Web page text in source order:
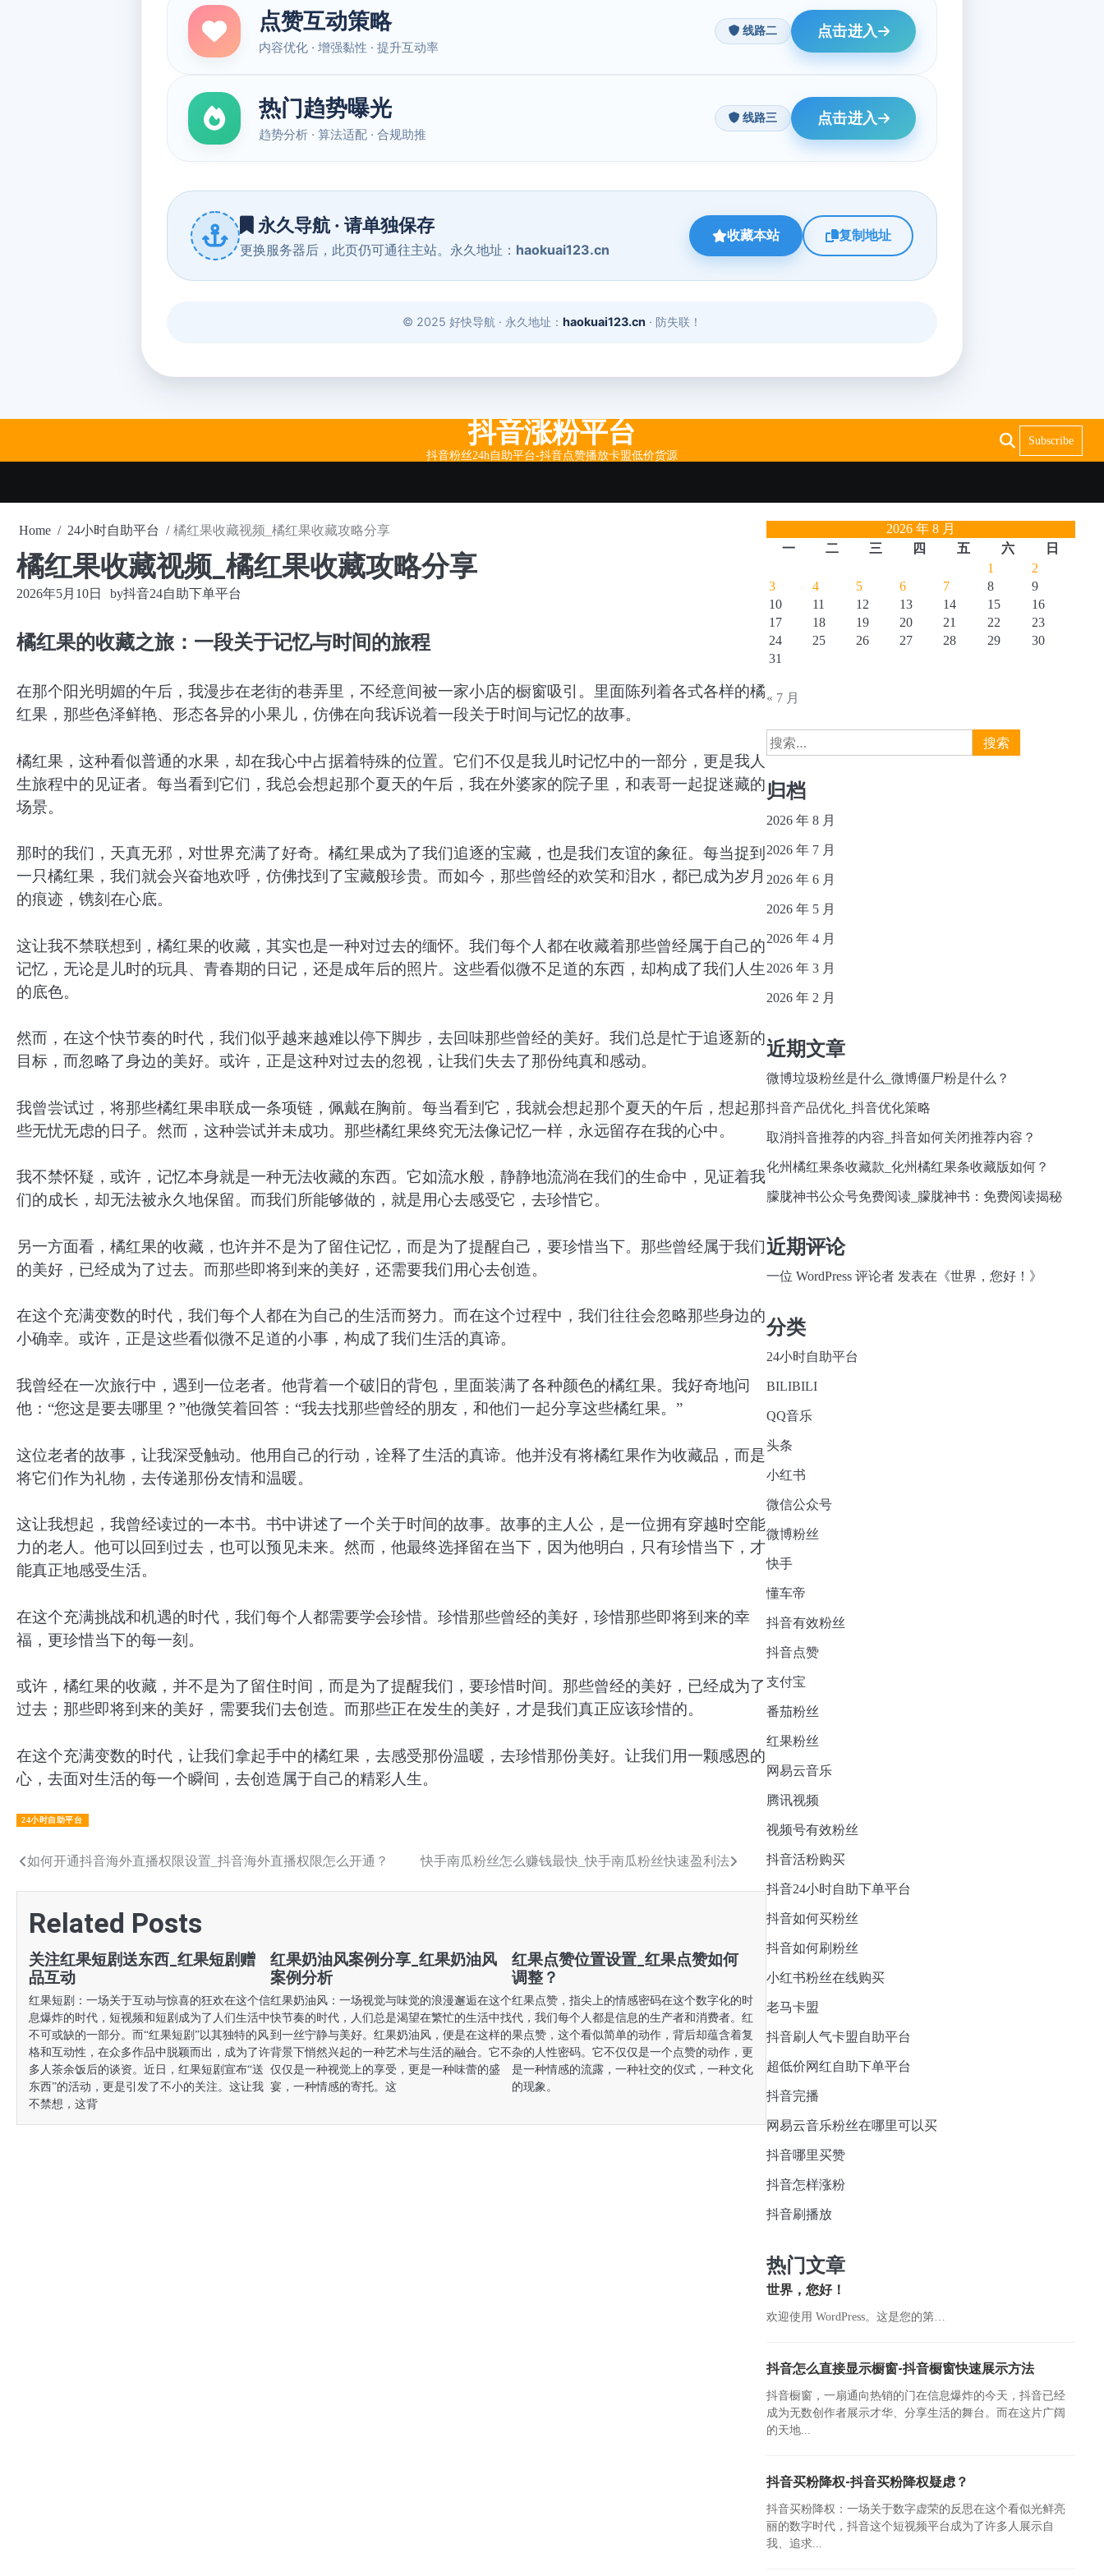
抖音涨粉平台
抖音粉丝24h自助平台-抖音点赞播放卡盟低价货源
Subscribe
Home 24小时自助平台 橘红果收藏视频_橘红果收藏攻略分享
橘红果收藏视频_橘红果收藏攻略分享
2026年5月10日 by抖音24自助下单平台
橘红果的收藏之旅：一段关于记忆与时间的旅程
在那个阳光明媚的午后，我漫步在老街的巷弄里，不经意间被一家小店的橱窗吸引。里面陈列着各式各样的橘
红果，那些色泽鲜艳、形态各异的小果儿，仿佛在向我诉说着一段关于时间与记忆的故事。
橘红果，这种看似普通的水果，却在我心中占据着特殊的位置。它们不仅是我儿时记忆中的一部分，更是我人
生旅程中的见证者。每当看到它们，我总会想起那个夏天的午后，我在外婆家的院子里，和表哥一起捉迷藏的
场景。
那时的我们，天真无邪，对世界充满了好奇。橘红果成为了我们追逐的宝藏，也是我们友谊的象征。每当捉到
一只橘红果，我们就会兴奋地欢呼，仿佛找到了宝藏般珍贵。而如今，那些曾经的欢笑和泪水，都已成为岁月
的痕迹，镌刻在心底。
这让我不禁联想到，橘红果的收藏，其实也是一种对过去的缅怀。我们每个人都在收藏着那些曾经属于自己的
记忆，无论是儿时的玩具、青春期的日记，还是成年后的照片。这些看似微不足道的东西，却构成了我们人生
的底色。
然而，在这个快节奏的时代，我们似乎越来越难以停下脚步，去回味那些曾经的美好。我们总是忙于追逐新的
目标，而忽略了身边的美好。或许，正是这种对过去的忽视，让我们失去了那份纯真和感动。
我曾尝试过，将那些橘红果串联成一条项链，佩戴在胸前。每当看到它，我就会想起那个夏天的午后，想起那
些无忧无虑的日子。然而，这种尝试并未成功。那些橘红果终究无法像记忆一样，永远留存在我的心中。
我不禁怀疑，或许，记忆本身就是一种无法收藏的东西。它如流水般，静静地流淌在我们的生命中，见证着我
们的成长，却无法被永久地保留。而我们所能够做的，就是用心去感受它，去珍惜它。
另一方面看，橘红果的收藏，也许并不是为了留住记忆，而是为了提醒自己，要珍惜当下。那些曾经属于我们
的美好，已经成为了过去。而那些即将到来的美好，还需要我们用心去创造。
在这个充满变数的时代，我们每个人都在为自己的生活而努力。而在这个过程中，我们往往会忽略那些身边的
小确幸。或许，正是这些看似微不足道的小事，构成了我们生活的真谛。
我曾经在一次旅行中，遇到一位老者。他背着一个破旧的背包，里面装满了各种颜色的橘红果。我好奇地问
他：“您这是要去哪里？”他微笑着回答：“我去找那些曾经的朋友，和他们一起分享这些橘红果。”
这位老者的故事，让我深受触动。他用自己的行动，诠释了生活的真谛。他并没有将橘红果作为收藏品，而是
将它们作为礼物，去传递那份友情和温暖。
这让我想起，我曾经读过的一本书。书中讲述了一个关于时间的故事。故事的主人公，是一位拥有穿越时空能
力的老人。他可以回到过去，也可以预见未来。然而，他最终选择留在当下，因为他明白，只有珍惜当下，才
能真正地感受生活。
在这个充满挑战和机遇的时代，我们每个人都需要学会珍惜。珍惜那些曾经的美好，珍惜那些即将到来的幸
福，更珍惜当下的每一刻。
或许，橘红果的收藏，并不是为了留住时间，而是为了提醒我们，要珍惜时间。那些曾经的美好，已经成为了
过去；那些即将到来的美好，需要我们去创造。而那些正在发生的美好，才是我们真正应该珍惜的。
在这个充满变数的时代，让我们拿起手中的橘红果，去感受那份温暖，去珍惜那份美好。让我们用一颗感恩的
心，去面对生活的每一个瞬间，去创造属于自己的精彩人生。
24小时自助平台
文
章
导
航
如何开通抖音海外直播权限设置_抖音海外直播权限怎么开通？ 快手南瓜粉丝怎么赚钱最快_快手南瓜粉丝快速盈利法
Related Posts
关注红果短剧送东西_红果短剧赠
品互动
红果短剧：一场关于互动与惊喜的狂欢在这个信
息爆炸的时代，短视频和短剧成为了人们生活中
不可或缺的一部分。而“红果短剧”以其独特的风
格和互动性，在众多作品中脱颖而出，成为了许
多人茶余饭后的谈资。近日，红果短剧宣布“送
东西”的活动，更是引发了不小的关注。这让我
不禁想，这背
红果奶油风案例分享_红果奶油风
案例分析
红果奶油风：一场视觉与味觉的浪漫邂逅在这个
快节奏的时代，人们总是渴望在繁忙的生活中找
到一丝宁静与美好。红果奶油风，便是在这样的
背景下悄然兴起的一种艺术与生活的融合。它不
仅仅是一种视觉上的享受，更是一种味蕾的盛
宴，一种情感的寄托。这
红果点赞位置设置_红果点赞如何
调整？
红果点赞，指尖上的情感密码在这个数字化的时
代，我们每个人都是信息的生产者和消费者。红
果点赞，这个看似简单的动作，背后却蕴含着复
杂的人性密码。它不仅仅是一个点赞的动作，更
是一种情感的流露，一种社交的仪式，一种文化
的现象。
2026 年 8 月
一
二 三 四 五 六
日
1
2
3
4 5 6 7 8
9
10
11 12 13 14 15
16
17
18 19 20 21 22
23
24
25 26 27 28 29
30
31
« 7 月
搜
索：
归档
2026 年 8 月
2026 年 7 月
2026 年 6 月
2026 年 5 月
2026 年 4 月
2026 年 3 月
2026 年 2 月
近期文章
微博垃圾粉丝是什么_微博僵尸粉是什么？
抖音产品优化_抖音优化策略
取消抖音推荐的内容_抖音如何关闭推荐内容？
化州橘红果条收藏款_化州橘红果条收藏版如何？
朦胧神书公众号免费阅读_朦胧神书：免费阅读揭秘
近期评论
一位 WordPress 评论者发表在《世界，您好！ 》
分类
24小时自助平台
BILIBILI
QQ音乐
头条
小红书
微信公众号
微博粉丝
快手
懂车帝
抖音有效粉丝
抖音点赞
支付宝
番茄粉丝
红果粉丝
网易云音乐
腾讯视频
视频号有效粉丝
抖音活粉购买
抖音24小时自助下单平台
抖音如何买粉丝
抖音如何刷粉丝
小红书粉丝在线购买
老马卡盟
抖音刷人气卡盟自助平台
超低价网红自助下单平台
抖音完播
网易云音乐粉丝在哪里可以买
抖音哪里买赞
抖音怎样涨粉
抖音刷播放
热门文章
世界，您好！
欢迎使用 WordPress。这是您的第…
抖音怎么直接显示橱窗-抖音橱窗快速展示方法
抖音橱窗，一扇通向热销的门在信息爆炸的今天，抖音已经
成为无数创作者展示才华、分享生活的舞台。而在这片广阔
的天地...
抖音买粉降权-抖音买粉降权疑虑？
抖音买粉降权：一场关于数字虚荣的反思在这个看似光鲜亮
丽的数字时代，抖音这个短视频平台成为了许多人展示自
我、追求...